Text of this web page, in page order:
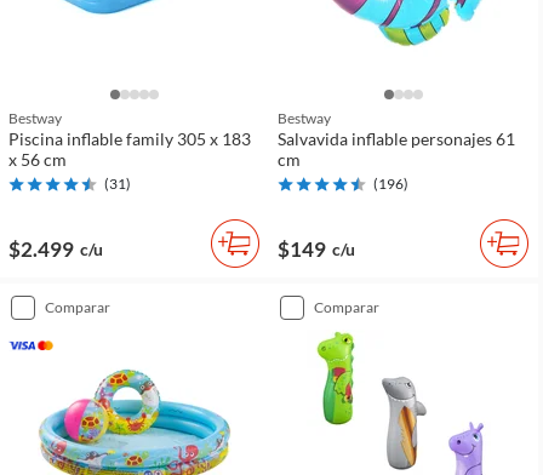
Bestway
Piscina inflable family 305 x 183
x 56 cm
(31)
$2.499 c/u
Bestway
Salvavida inflable personajes 61
cm
(196)
$149 c/u
comparar comparar